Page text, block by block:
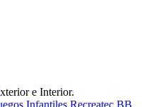
e Interior.